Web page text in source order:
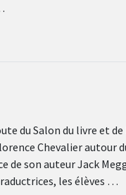
du Salon du livre et de
Chevalier autour
de son auteur Jack
les élèves …